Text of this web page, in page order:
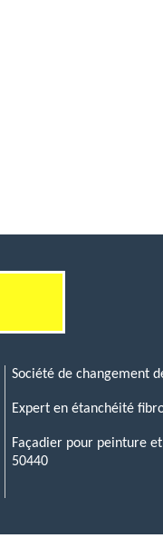
Société de changement
Expert en étanchéité
Façadier pour peinture
50440